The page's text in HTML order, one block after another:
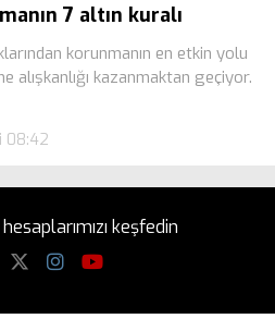
7 altın kuralı
korunmanın en etkin yolu
alışkanlığı kazanmaktan geçiyor.
08:42
keşfedin